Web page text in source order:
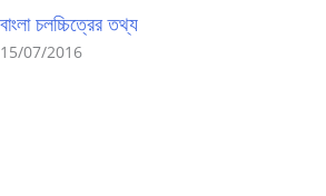
বাংলা চলচ্চিত্রের তথ্য
15/07/2016